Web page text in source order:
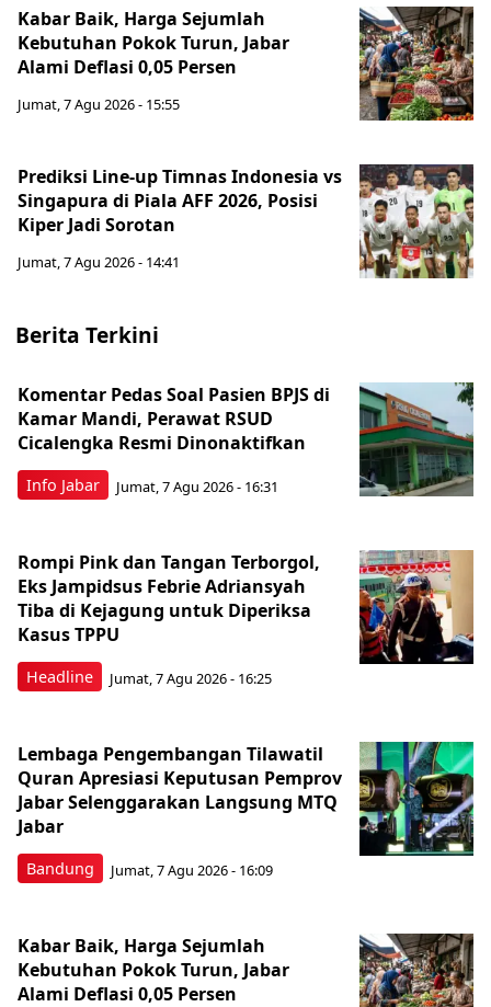
Kabar Baik, Harga Sejumlah
Kebutuhan Pokok Turun, Jabar
Alami Deflasi 0,05 Persen
Jumat, 7 Agu 2026 - 15:55
Prediksi Line-up Timnas Indonesia vs
Singapura di Piala AFF 2026, Posisi
Kiper Jadi Sorotan
Jumat, 7 Agu 2026 - 14:41
Berita Terkini
Info Jabar
Komentar Pedas Soal Pasien BPJS di
Kamar Mandi, Perawat RSUD
Cicalengka Resmi Dinonaktifkan
Jumat, 7 Agu 2026 - 16:31
Headline
Rompi Pink dan Tangan Terborgol,
Eks Jampidsus Febrie Adriansyah
Tiba di Kejagung untuk Diperiksa
Kasus TPPU
Jumat, 7 Agu 2026 - 16:25
Bandung
Lembaga Pengembangan Tilawatil
Quran Apresiasi Keputusan Pemprov
Jabar Selenggarakan Langsung MTQ
Jabar
Jumat, 7 Agu 2026 - 16:09
Kabar Baik, Harga Sejumlah
Kebutuhan Pokok Turun, Jabar
Alami Deflasi 0,05 Persen